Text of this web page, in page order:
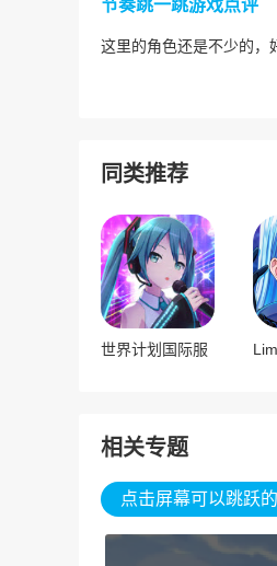
节奏跳一跳游戏点评
这里的角色还是不少的，
同类推荐
世界计划国际服
相关专题
点击屏幕可以跳跃